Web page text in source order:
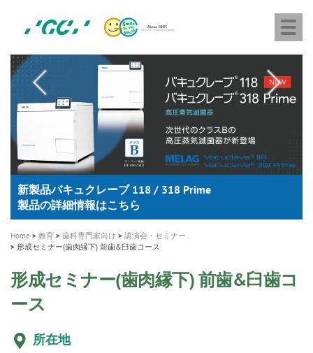
content
ジ
ー
シ
M
A healthy smile greatly contributes to your quality of life
新発売 エバーエックス フロー
製品の詳細情報はこちら
「セラスマート テクノロジーブック」公開
「イニシャル LiSi（リジ）ブロック テクノロジーブッ
ク」公開
歯を内部まで白くする
医療ホワイトニング ティオン®
新製品 イオム ナゴミ for DH
専用サイトはこちら
新製品バキュクレーブ 118 / 318 Prime
製品の詳細情報はこちら
インプラント Aadva®
ショートインプラント新発売
GCグループ企業
Home 教育 歯科専門家向け
講演会・セミナー
形成セミナー(歯肉縁下) 前歯&臼歯コース
形成セミナー(歯肉縁下) 前歯&臼歯コ
ース
所在地